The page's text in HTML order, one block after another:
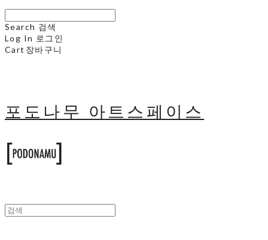
Search 검색
Log In 로그인
Cart 장바구니
포도나무 아트스페이스